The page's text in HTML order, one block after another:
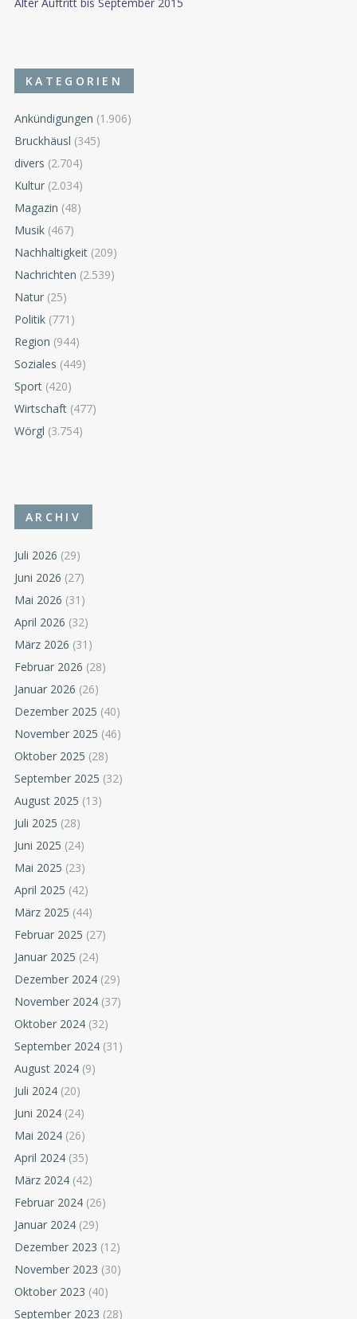
KATEGORIEN
Ankündigungen (1.906)
Bruckhäusl (345)
divers (2.704)
Kultur (2.034)
Magazin (48)
Musik (467)
Nachhaltigkeit (209)
Nachrichten (2.539)
Natur (25)
Politik (771)
Region (944)
Soziales (449)
Sport (420)
Wirtschaft (477)
Wörgl (3.754)
ARCHIV
Juli 2026 (29)
Juni 2026 (27)
Mai 2026 (31)
April 2026 (32)
März 2026 (31)
Februar 2026 (28)
Januar 2026 (26)
Dezember 2025 (40)
November 2025 (46)
Oktober 2025 (28)
September 2025 (32)
August 2025 (13)
Juli 2025 (28)
Juni 2025 (24)
Mai 2025 (23)
April 2025 (42)
März 2025 (44)
Februar 2025 (27)
Januar 2025 (24)
Dezember 2024 (29)
November 2024 (37)
Oktober 2024 (32)
September 2024 (31)
August 2024 (9)
Juli 2024 (20)
Juni 2024 (24)
Mai 2024 (26)
April 2024 (35)
März 2024 (42)
Februar 2024 (26)
Januar 2024 (29)
Dezember 2023 (12)
November 2023 (30)
Oktober 2023 (40)
September 2023 (28)